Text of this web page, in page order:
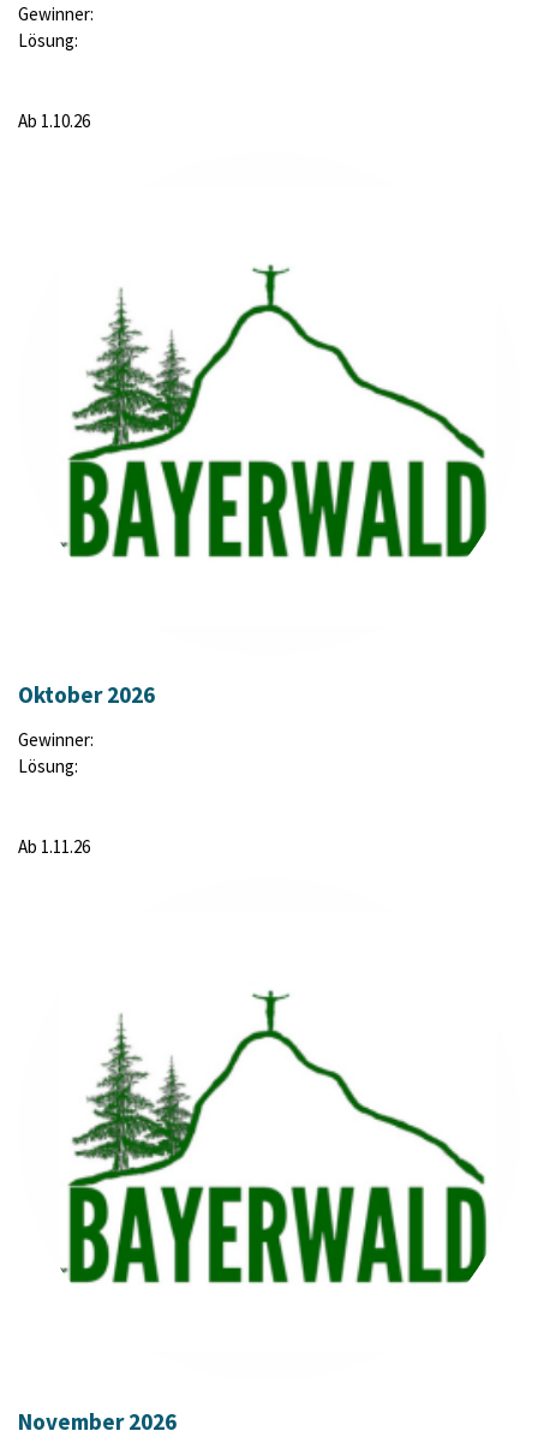
Gewinner:
Lösung:
Ab 1.10.26
Oktober 2026
Gewinner:
Lösung:
Ab 1.11.26
November 2026